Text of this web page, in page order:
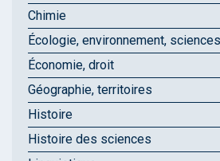
Chimie
Écologie, environnement,
Économie, droit
Géographie, territoires
Histoire
Histoire des sciences